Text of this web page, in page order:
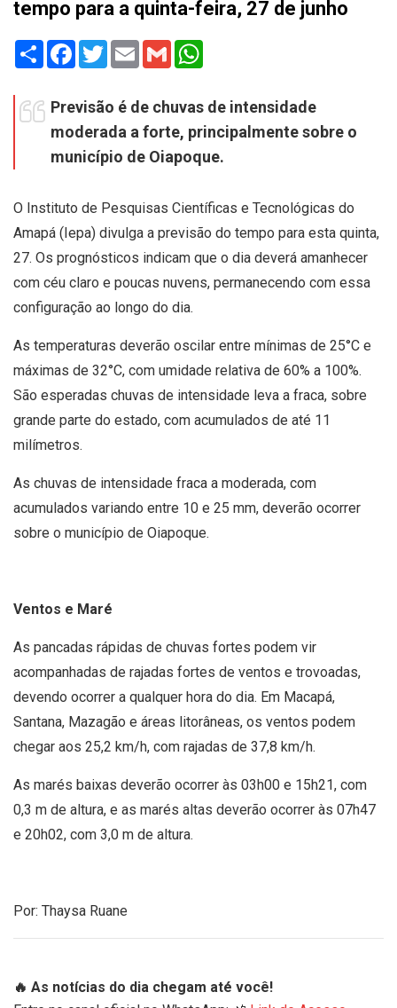
tempo para a quinta-feira, 27 de junho
Share Facebook
TwitterEmail Gmail
Previsão é de chuvas de intensidade
moderada a forte, principalmente sobre o
município de Oiapoque.
O Instituto de Pesquisas Científicas e Tecnológicas do
Amapá (Iepa) divulga a previsão do tempo para esta quinta,
27. Os prognósticos indicam que o dia deverá amanhecer
com céu claro e poucas nuvens, permanecendo com essa
configuração ao longo do dia.
As temperaturas deverão oscilar entre mínimas de 25°C e
máximas de 32°C, com umidade relativa de 60% a 100%.
São esperadas chuvas de intensidade leva a fraca, sobre
grande parte do estado, com acumulados de até 11
milímetros.
As chuvas de intensidade fraca a moderada, com
acumulados variando entre 10 e 25 mm, deverão ocorrer
sobre o município de Oiapoque.
Ventos e Maré
As pancadas rápidas de chuvas fortes podem vir
acompanhadas de rajadas fortes de ventos e trovoadas,
devendo ocorrer a qualquer hora do dia. Em Macapá,
Santana, Mazagão e áreas litorâneas, os ventos podem
chegar aos 25,2 km/h, com rajadas de 37,8 km/h.
As marés baixas deverão ocorrer às 03h00 e 15h21, com
0,3 m de altura, e as marés altas deverão ocorrer às 07h47
e 20h02, com 3,0 m de altura.
Por: Thaysa Ruane
🔥 As notícias do dia chegam até você!